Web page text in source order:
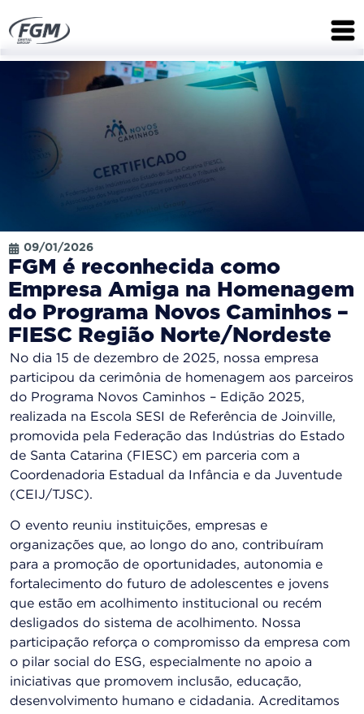
09/01/2026
FGM é reconhecida como
Empresa Amiga na Homenagem
do Programa Novos Caminhos –
FIESC Região Norte/Nordeste
No dia 15 de dezembro de 2025, nossa empresa
participou da cerimônia de homenagem aos parceiros
do Programa Novos Caminhos – Edição 2025,
realizada na Escola SESI de Referência de Joinville,
promovida pela Federação das Indústrias do Estado
de Santa Catarina (FIESC) em parceria com a
Coordenadoria Estadual da Infância e da Juventude
(CEIJ/TJSC).
O evento reuniu instituições, empresas e
organizações que, ao longo do ano, contribuíram
para a promoção de oportunidades, autonomia e
fortalecimento do futuro de adolescentes e jovens
que estão em acolhimento institucional ou recém
desligados do sistema de acolhimento. Nossa
participação reforça o compromisso da empresa com
o pilar social do ESG, especialmente no apoio a
iniciativas que promovem inclusão, educação,
desenvolvimento humano e cidadania. Acreditamos